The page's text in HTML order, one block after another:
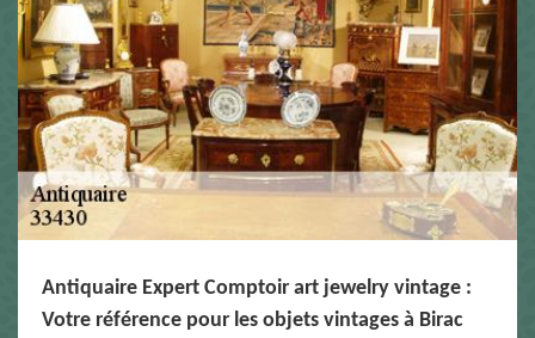
Antiquaire Expert Comptoir art jewelry vintage :
Votre référence pour les objets vintages à Birac